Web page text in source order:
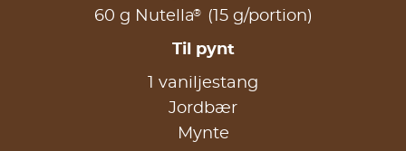
60 g Nutella® (15 g/portion)
Til pynt
1 vaniljestang
Jordbær
Mynte